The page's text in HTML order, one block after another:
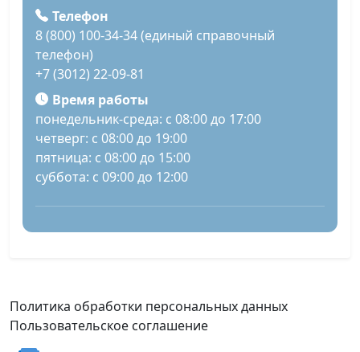
Телефон
8 (800) 100-34-34 (единый справочный
телефон)
+7 (3012) 22-09-81
Время работы
понедельник-среда: с 08:00 до 17:00
четверг: с 08:00 до 19:00
пятница: с 08:00 до 15:00
суббота: с 09:00 до 12:00
Политика обработки персональных данных
Пользовательское соглашение